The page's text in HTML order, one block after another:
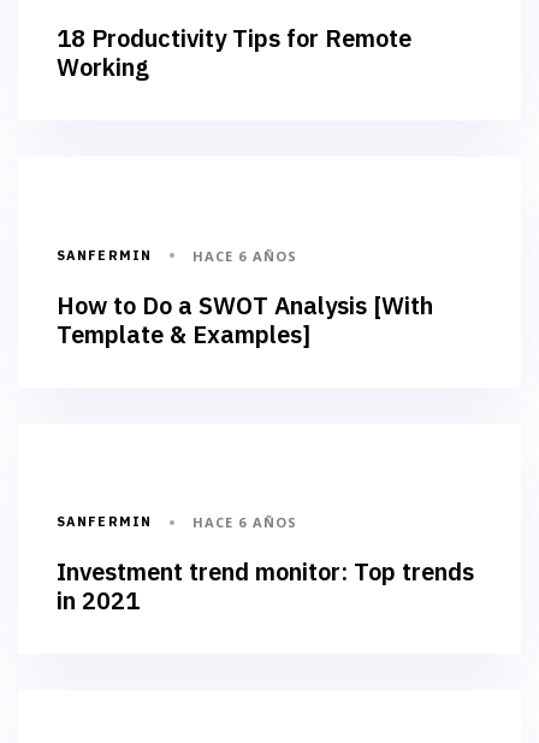
18 Productivity Tips for Remote
Working
SANFERMIN HACE 6 AÑOS
How to Do a SWOT Analysis [With
Template & Examples]
SANFERMIN HACE 6 AÑOS
Investment trend monitor: Top trends
in 2021